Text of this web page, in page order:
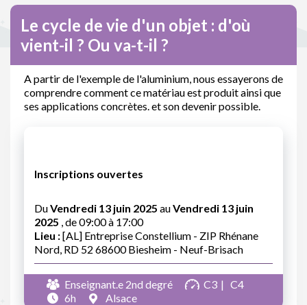
Le cycle de vie d'un objet : d'où
vient-il ? Ou va-t-il ?
A partir de l'exemple de l'aluminium, nous essayerons de
comprendre comment ce matériau est produit ainsi que
ses applications concrètes. et son devenir possible.
Inscriptions ouvertes
DuVendredi 13 juin 2025 auVendredi 13 juin
2025 , de 09:00 à 17:00
Lieu :[AL] Entreprise Constellium - ZIP Rhénane
Nord, RD 52 68600 Biesheim - Neuf-Brisach
Enseignant.e 2nd degré C3
C4
6h
Alsace